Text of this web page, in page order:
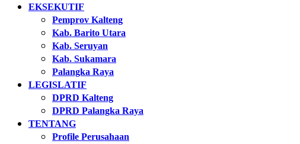
EKSEKUTIF
Pemprov Kalteng
Kab. Barito Utara
Kab. Seruyan
Kab. Sukamara
Palangka Raya
LEGISLATIF
DPRD Kalteng
DPRD Palangka Raya
TENTANG
Profile Perusahaan